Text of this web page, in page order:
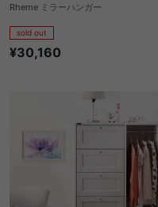
Rheme ミラーハンガー
sold out
¥30,160